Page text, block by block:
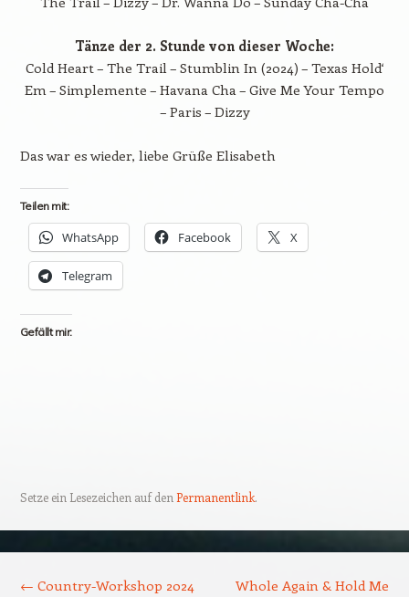
Tänze der 2. Stunde von dieser Woche:
Cold Heart – The Trail – Stumblin In (2024) – Texas Hold‘
Em – Simplemente – Havana Cha – Give Me Your Tempo
– Paris – Dizzy
Das war es wieder, liebe Grüße Elisabeth
Teilen mit:
WhatsApp Facebook X
Telegram
Gefällt mir:
Setze ein Lesezeichen auf den Permanentlink.
← Country-Workshop 2024
Whole Again & Hold Me